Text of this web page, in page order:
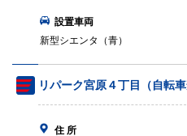
設置車両
新型シエンタ（青）
リパーク宮原４丁目（自転車
住 所